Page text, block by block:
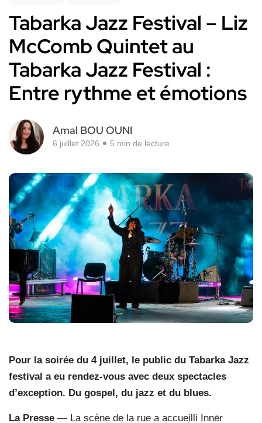
Tabarka Jazz Festival – Liz
McComb Quintet au
Tabarka Jazz Festival :
Entre rythme et émotions
Amal BOU OUNI
6 juillet 2026 5 min de lecture
Pour la soirée du 4 juillet, le public du Tabarka Jazz
festival a eu rendez-vous avec deux spectacles
d’exception. Du gospel, du jazz et du blues.
La Presse — La scène de la rue a accueilli Innēr